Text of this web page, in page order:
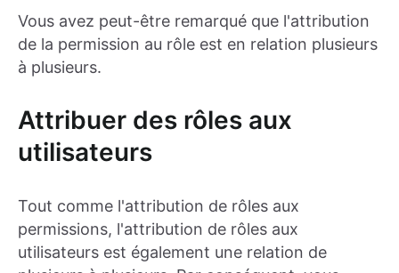
Vous avez peut-être remarqué que l'attribution
de la permission au rôle est en relation plusieurs
à plusieurs.
Attribuer des rôles aux
utilisateurs
Tout comme l'attribution de rôles aux
permissions, l'attribution de rôles aux
utilisateurs est également une relation de